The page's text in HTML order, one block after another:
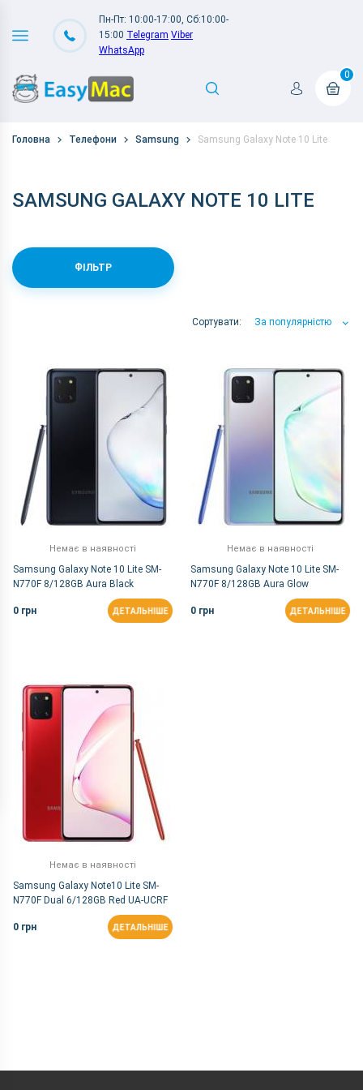
Пн-Пт: 10:00-17:00, Сб:10:00-
15:00 Telegram Viber
WhatsApp
0
Головна Телефони Samsung Samsung Galaxy Note 10 Lite
SAMSUNG GALAXY NOTE 10 LITE
ФІЛЬТР
Сортувати: За популярністю
За популярністю
Немає в наявності
Samsung Galaxy Note 10 Lite SM-
N770F 8/128GB Aura Black
0 грн ДЕТАЛЬНІШЕ
Немає в наявності
Samsung Galaxy Note 10 Lite SM-
N770F 8/128GB Aura Glow
0 грн ДЕТАЛЬНІШЕ
Немає в наявності
Samsung Galaxy Note10 Lite SM-
N770F Dual 6/128GB Red UA-UCRF
0 грн ДЕТАЛЬНІШЕ